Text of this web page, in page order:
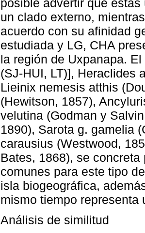
posible advertir que
un clado externo,
acuerdo con su afinidad
estudiada y LG, CHA
la región de Uxpanapa.
(SJ-HUI, LT)], Heraclides
Lieinix nemesis atthis
(Hewitson, 1857),
velutina (Godman y
1890), Sarota g. gamelia
carausius (Westwood,
Bates, 1868), se
comunes para este tipo
isla biogeográfica,
mismo tiempo representa
Análisis de similitud